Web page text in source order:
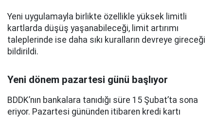
Yeni uygulamayla birlikte özellikle yüksek limitli
kartlarda düşüş yaşanabileceği, limit artırımı
taleplerinde ise daha sıkı kuralların devreye gireceği
bildirildi.
Yeni dönem pazartesi günü başlıyor
BDDK’nın bankalara tanıdığı süre 15 Şubat’ta sona
eriyor. Pazartesi gününden itibaren kredi kartı